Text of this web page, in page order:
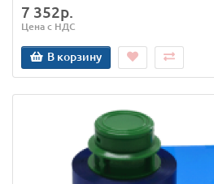
7 352р.
Цена с НДС
В корзину